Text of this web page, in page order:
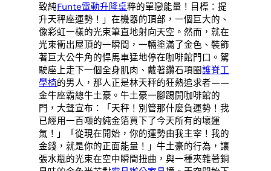
致純Funte電動升降桌粹的單戀能量！目標：提
升天秤座運勢！」在機器的頂部，一個巨大的、
像彩虹一樣的光束筆直地射向天空。然而，就在
光束衝出屋頂的一瞬間，一輛塗滿了金色、裝飾
著巨大公牛角的悍馬車猛地停在咖啡館門口。駕
駛座上走下一個全身肌肉、戴著鑽石項圈護脊工
學椅的男人，那人正是林天秤的狂熱追求者——
金牛座霸總牛土豪。牛土豪一腳踢開咖啡館的
門，大聲宣布：「天秤！別管那什麼負運勢！我
已經用一百噸的純金箔買下了今天所有的壞運
氣！」「從現在開始，你的運勢由我主宰！我的
金錢，就是你的正面能量！」牛土豪的行為，讓
張水瓶的光束在空中瞬間扭曲，與一種夾雜著銅